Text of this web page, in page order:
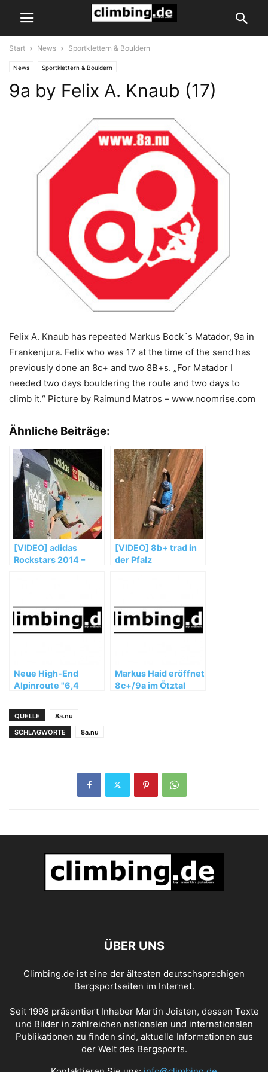
Start News Sportklettern & Bouldern
News Sportklettern & Bouldern
9a by Felix A. Knaub (17)
Felix A. Knaub has repeated Markus Bock´s Matador, 9a in
Frankenjura. Felix who was 17 at the time of the send has
previously done an 8c+ and two 8B+s. „For Matador I
needed two days bouldering the route and two days to
climb it.“ Picture by Raimund Matros – www.noomrise.com
Ähnliche Beiträge:
[VIDEO] adidas
Rockstars 2014 –
[VIDEO] 8b+ trad in
der Pfalz
Neue High-End
Alpinroute "6,4
der Schweiz
Markus Haid eröffnet
8c+/9a im Ötztal
QUELLE
8a.nu
SCHLAGWORTE
8a.nu
ÜBER UNS
Climbing.de ist eine der ältesten deutschsprachigen
Bergsportseiten im Internet.
Seit 1998 präsentiert Inhaber Martin Joisten, dessen Texte
und Bilder in zahlreichen nationalen und internationalen
Publikationen zu finden sind, aktuelle Informationen aus
der Welt des Bergsports.